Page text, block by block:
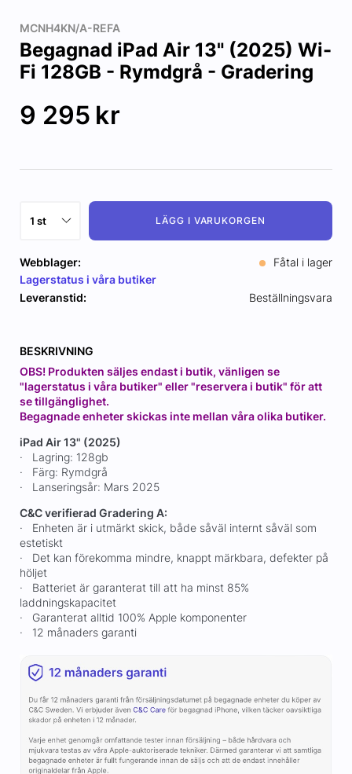
MCNH4KN/A-REFA
Begagnad iPad Air 13" (2025) Wi-
Fi 128GB - Rymdgrå - Gradering
9 295 kr
LÄGG I VARUKORGEN
Webblager:
Fåtal i lager
Lagerstatus i våra butiker
Leveranstid:
Beställningsvara
BESKRIVNING
OBS! Produkten säljes endast i butik, vänligen se
"lagerstatus i våra butiker" eller "reservera i butik" för att
se tillgänglighet.
Begagnade enheter skickas inte mellan våra olika butiker.
iPad Air 13" (2025)
· Lagring: 128gb
· Färg: Rymdgrå
· Lanseringsår: Mars 2025
C&C verifierad Gradering A:
· Enheten är i utmärkt skick, både såväl internt såväl som
estetiskt
· Det kan förekomma mindre, knappt märkbara, defekter på
höljet
· Batteriet är garanterat till att ha minst 85%
laddningskapacitet
· Garanterat alltid 100% Apple komponenter
· 12 månaders garanti